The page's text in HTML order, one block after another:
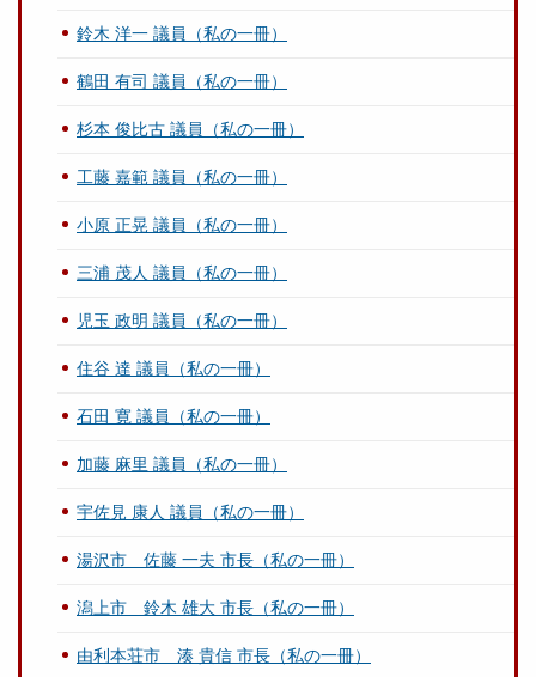
鈴木 洋一 議員（私の一冊）
鶴田 有司 議員（私の一冊）
杉本 俊比古 議員（私の一冊）
工藤 嘉範 議員（私の一冊）
小原 正晃 議員（私の一冊）
三浦 茂人 議員（私の一冊）
児玉 政明 議員（私の一冊）
住谷 達 議員（私の一冊）
石田 寛 議員（私の一冊）
加藤 麻里 議員（私の一冊）
宇佐見 康人 議員（私の一冊）
湯沢市 佐藤 一夫 市長（私の一冊）
潟上市 鈴木 雄大 市長（私の一冊）
由利本荘市 湊 貴信 市長（私の一冊）